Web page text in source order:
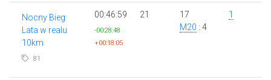
Nocny Bieg
Lata w realu
10km
81
00:46:59
-00:28:48
+00:18:05
21
17
M20 : 4
1